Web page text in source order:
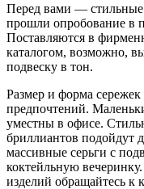
Перед вами — стильные
прошли опробование в
Поставляются в
каталогом, возможно,
подвеску в тон.
Размер и форма
предпочтений.
уместны в офисе.
бриллиантов подойдут
массивные серьги с
коктейльную
изделий обращайтесь к